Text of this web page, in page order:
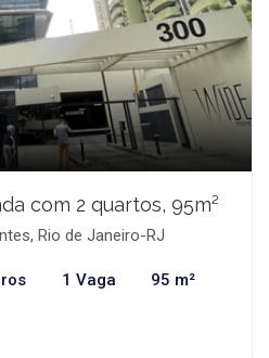
com 2 quartos, 95m²
Rio de Janeiro-RJ
1 Vaga 95 m²